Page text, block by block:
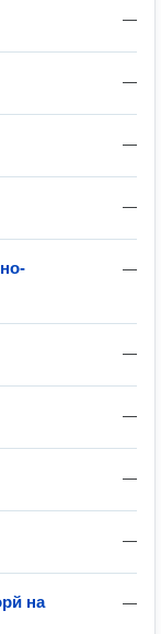
—
—
—
—
—
—
—
—
—
—
на